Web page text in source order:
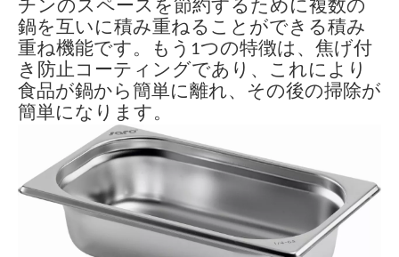
チンのスペースを節約するために複数の
鍋を互いに積み重ねることができる積み
重ね機能です。もう1つの特徴は、焦げ付
き防止コーティングであり、これにより
食品が鍋から簡単に離れ、その後の掃除が
簡単になります。